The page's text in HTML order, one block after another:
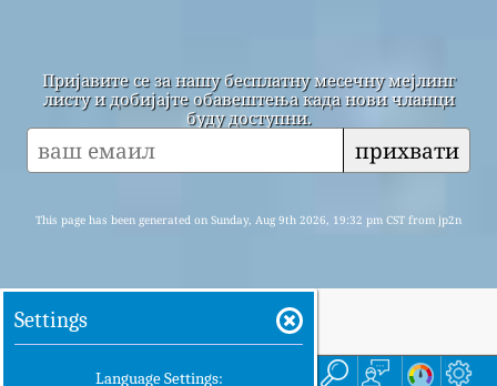
Кућа Ево
Пријавите се за нашу бесплатну месечну мејлинг
листу и добијајте обавештења када нови чланци
буду доступни.
прихвати
This page has been generated on Sunday, Aug 9th 2026, 19:32 pm CST from jp2n
Settings
Language Settings: